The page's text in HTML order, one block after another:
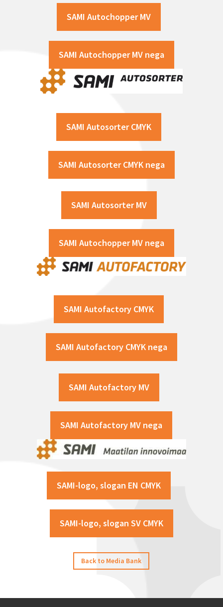
SAMI Autochopper MV
SAMI Autochopper MV nega
SAMI Autosorter CMYK
SAMI Autosorter CMYK nega
SAMI Autosorter MV
SAMI Autochopper MV nega
SAMI Autofactory CMYK
SAMI Autofactory CMYK nega
SAMI Autofactory MV
SAMI Autofactory MV nega
SAMI-logo, slogan EN CMYK
SAMI-logo, slogan SV CMYK
Back to Media Bank